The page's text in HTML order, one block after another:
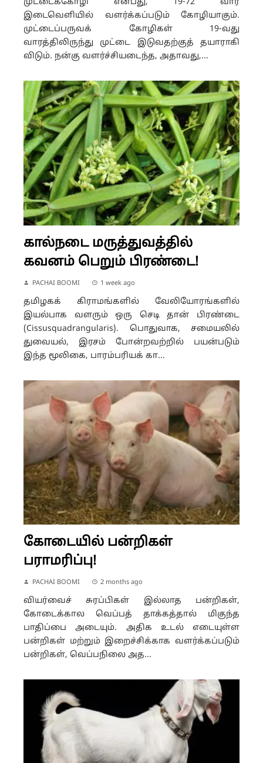
முட்டைக்கோழி என்பது, 19-72 வார
இடைவெளியில் வளர்க்கப்படும் கோழியாகும்.
முட்டைப்பருவக் கோழிகள் 19-வது
வாரத்திலிருந்து முட்டை இடுவதற்குத் தயாராகி
விடும். நன்கு வளர்ச்சியடைந்த, அதாவது,...
கால்நடை மருத்துவத்தில்
கவனம் பெறும் பிரண்டை!
PACHAI BOOMI 1 week ago
தமிழகக் கிராமங்களில் வேலியோரங்களில்
இயல்பாக வளரும் ஒரு செடி தான் பிரண்டை
(Cissusquadrangularis). பொதுவாக, சமையலில்
துவையல், இரசம் போன்றவற்றில் பயன்படும்
இந்த மூலிகை, பாரம்பரியக் கா...
கோடையில் பன்றிகள்
பராமரிப்பு!
PACHAI BOOMI 2 months ago
வியர்வைச் சுரப்பிகள் இல்லாத பன்றிகள்,
கோடைக்கால வெப்பத் தாக்கத்தால் மிகுந்த
பாதிப்பை அடையும். அதிக உடல் எடையுள்ள
பன்றிகள் மற்றும் இறைச்சிக்காக வளர்க்கப்படும்
பன்றிகள், வெப்பநிலை அத...